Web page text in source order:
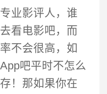
业影评人，谁
看电影吧，而
不会很高，如
吧平时不怎么
！那如果你在